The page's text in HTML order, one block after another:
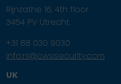
Rijnzathe 16, 4th floor
3454 PV Utrecht.
+31 88 030 9030
info.nl@cwsisecurity.com
UK